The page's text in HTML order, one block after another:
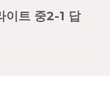
이트 중2-1 답